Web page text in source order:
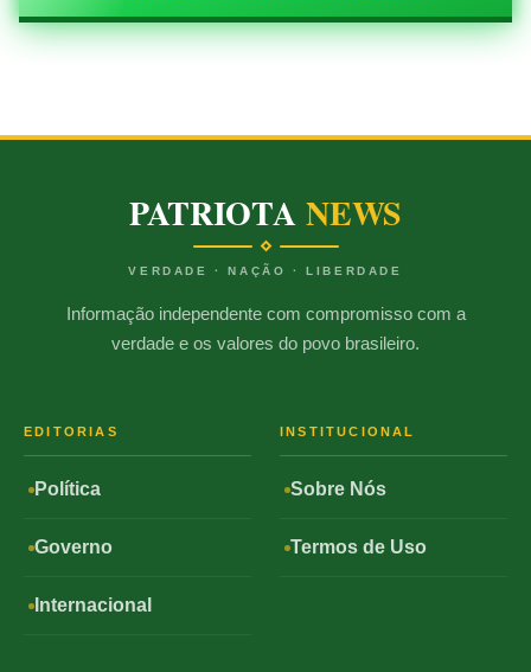
PATRIOTANEWS
VERDADE · NAÇÃO · LIBERDADE
Informação independente com compromisso com a
verdade e os valores do povo brasileiro.
EDITORIAS
Política
Governo
Internacional
INSTITUCIONAL
Sobre Nós
Termos de Uso